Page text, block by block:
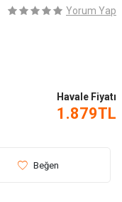
Yorum Yap
Havale Fiyatı
1.879TL
Beğen